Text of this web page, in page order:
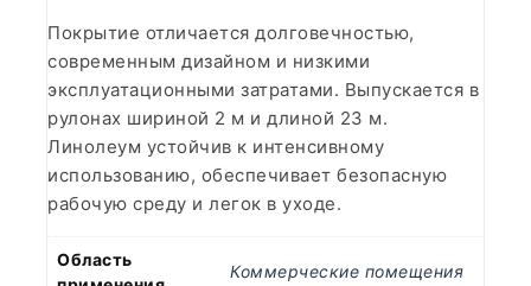
Покрытие отличается долговечностью,
современным дизайном и низкими
эксплуатационными затратами. Выпускается в
рулонах шириной 2 м и длиной 23 м.
Линолеум устойчив к интенсивному
использованию, обеспечивает безопасную
рабочую среду и легок в уходе.
Область
Коммерческие помещения